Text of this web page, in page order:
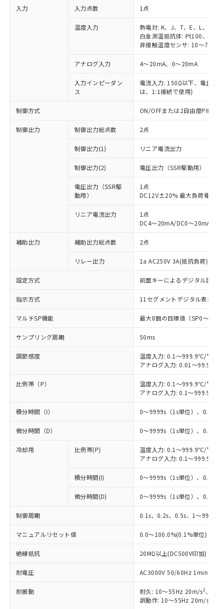
入力 入力点数 1点
温度入力
熱電対: K、J、T、E、L、U
白金測温抵抗体: Pt100、
非接触温度センサ: 10～
アナログ入力 4～20mA、0～20mA
入力インピーダン
ス
電流入力: 150Ω以下、電圧
は、1:1接続で使用)
制御方式 ON/OFFまたは2自由度PID
制御出力 制御出力総点数 2点
制御出力(1) リニア電流出力
制御出力(2) 電圧出力（SSR駆動用）
電圧出力（SSR駆
動用）
1点
DC12V±20% 最大負荷電流
リニア電流出力
1点
DC4～20mA/DC0～20mA
補助出力 補助出力総点数 2点
リレー出力 1a AC250V 3A(抵抗負荷)
設定方式 前面キーによるデジタル設定
指示方式 11セグメントデジタル表示
マルチSP機能 最大8個の目標値（SP0～
サンプリング周期 50ms
調節感度
温度入力: 0.1～999.9℃/°F
アナログ入力: 0.01～
比例帯（P）
温度入力: 0.1～999.9℃/°F
アナログ入力: 0.1～
積分時間（I） 0～9999s（1s単位）、0.0
微分時間（D） 0～9999s（1s単位）、0.0
冷却用 比例帯(P)
温度入力: 0.1～999.9℃/°F
アナログ入力: 0.1～
積分時間(I) 0～9999s（1s単位）、0.0
微分時間(D) 0～9999s（1s単位）、0.0
制御周期 0.1s、0.2s、0.5s、1～99s
マニュアルリセット値 0.0～100.0%(0.1%単位)
絶縁抵抗 20MΩ以上(DC500V印加)
耐電圧 AC3000V 50/60Hz 1min (
耐振動 耐久: 10～55Hz 20m/s2、3
誤動作: 10～55Hz 20m/s
以下の条件をお読みいただき、同意のうえ
本サービスは、当社制御機器事業取扱
対応済み：EU RoHS指令（10物質）の
非含有に対応した製品が提供可能な商品で
対応予定：EU RoHS指令（10物質）の非含
有に対応した製品に切り替える予定のある
商品です。
対応予定なし：EU RoHS指令（10物質）の
非含有に非対応の商品で、対応品を出す予
調査・確認中：EU RoHS指令（10物質）の